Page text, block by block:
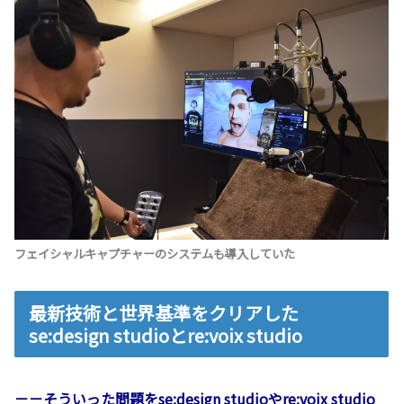
フェイシャルキャプチャーのシステムも導入していた
最新技術と世界基準をクリアした
se:design studioとre:voix studio
－－そういった問題をse:design studioやre:voix studio